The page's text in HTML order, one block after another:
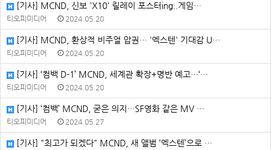
[기사] MCND, 신보 'X10' 릴레이 포스터ing..게임…
티오피미디어 2024.05.20
[기사] MCND, 환상적 비주얼 압권… '엑스텐' 기대감 U…
티오피미디어 2024.05.20
[기사] ‘컴백 D-1’ MCND, 세계관 확장+명반 예고…‘…
티오피미디어 2024.05.20
[기사] ‘컴백’ MCND, 굳은 의지…SF영화 같은 MV …
티오피미디어 2024.05.27
[기사] "최고가 되겠다" MCND, 새 앨범 ‘엑스텐’으로 …